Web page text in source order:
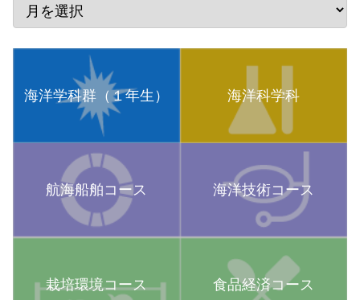
海洋学科群（１年生） 海洋科学科
航海船舶コース 海洋技術コース
栽培環境コース 食品経済コース